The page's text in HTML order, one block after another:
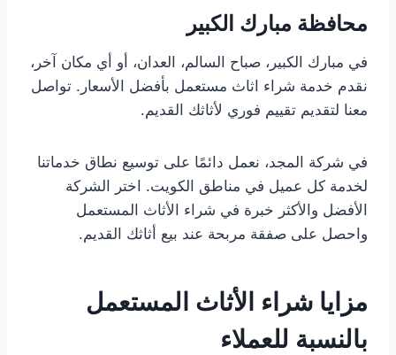
محافظة مبارك الكبير
في مبارك الكبير، صباح السالم، العدان، أو أي مكان آخر،
نقدم خدمة شراء اثاث مستعمل بأفضل الأسعار. تواصل
معنا لتقديم تقييم فوري لأثاثك القديم.
في شركة المجد، نعمل دائمًا على توسيع نطاق خدماتنا
لخدمة كل عميل في مناطق الكويت. اختر الشركة
الأفضل والأكثر خبرة في شراء الأثاث المستعمل
واحصل على صفقة مربحة عند بيع أثاثك القديم.
مزايا شراء الأثاث المستعمل
بالنسبة للعملاء